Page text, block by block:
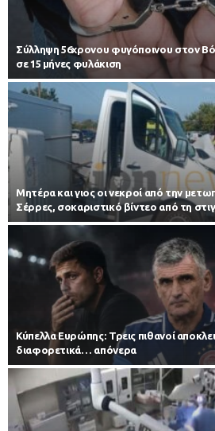
Σύλληψη 56χρονου φυγόποινου στον
σε 15 μήνες φυλάκιση
Μητέρα και γιος οι νεκροί από την
Σέρρες, σοκαριστικό βίντεο από τη
Κύπελλα Ευρώπης: Τρεις πιθανοί
διαφορετικά… απόνερα